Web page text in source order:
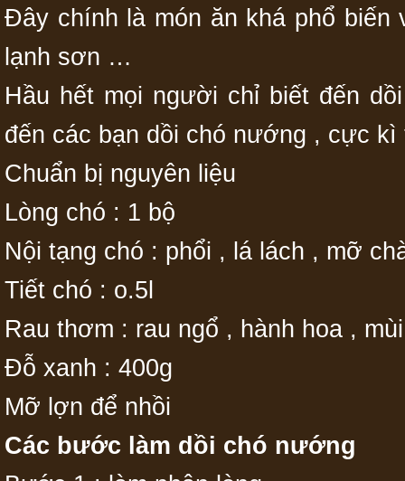
Đây chính là món ăn khá phổ
lạnh sơn …
Hầu hết mọi người chỉ biết đến
đến các bạn dồi chó nướng , cực kì
Chuẩn bị nguyên liệu
Lòng chó : 1 bộ
Nội tạng chó : phổi , lá lách , mỡ
Tiết chó : o.5l
Rau thơm : rau ngổ , hành hoa ,
Đỗ xanh : 400g
Mỡ lợn để nhồi
Các bước làm dồi chó nướng